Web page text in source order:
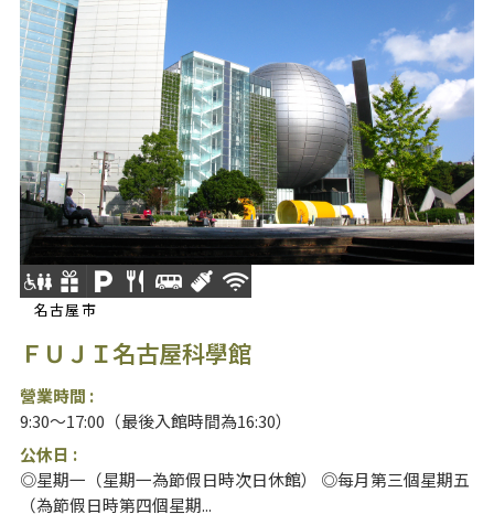
名古屋市
ＦＵＪＩ名古屋科學館
營業時間 :
9:30～17:00（最後入館時間為16:30）
公休日 :
◎星期一（星期一為節假日時次日休館） ◎每月第三個星期五
（為節假日時第四個星期...